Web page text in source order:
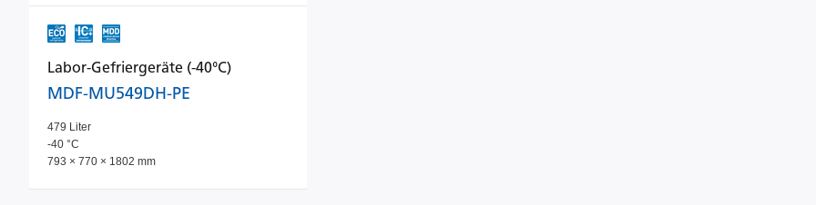
Labor-Gefriergeräte (-40°C)
MDF-MU549DH-PE
479 Liter
-40 °C
793 × 770 × 1802 mm